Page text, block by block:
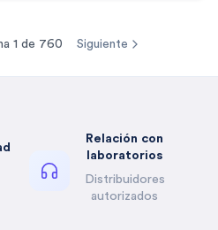
1 de 760 Siguiente
Relación con
laboratorios
Distribuidores
autorizados